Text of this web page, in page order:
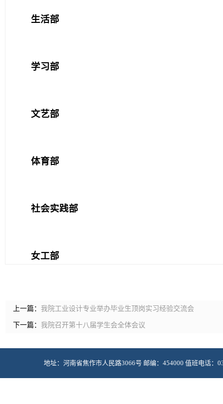
生活部
学习部
文艺部
体育部
社会实践部
女工部
上一篇： 我院工业设计专业举办毕业生顶岗实习经验交流会
下一篇： 我院召开第十八届学生会全体会议
地址：河南省焦作市人民路3066号 邮编：454000 值班电话：